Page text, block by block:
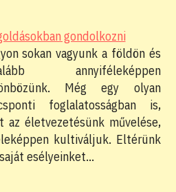
gondolkozni
sokan vagyunk a földön és
annyiféleképpen
Még egy olyan
foglalatosságban is,
az életvezetésünk művelése,
kultiváljuk. Eltérünk
esélyeinket…